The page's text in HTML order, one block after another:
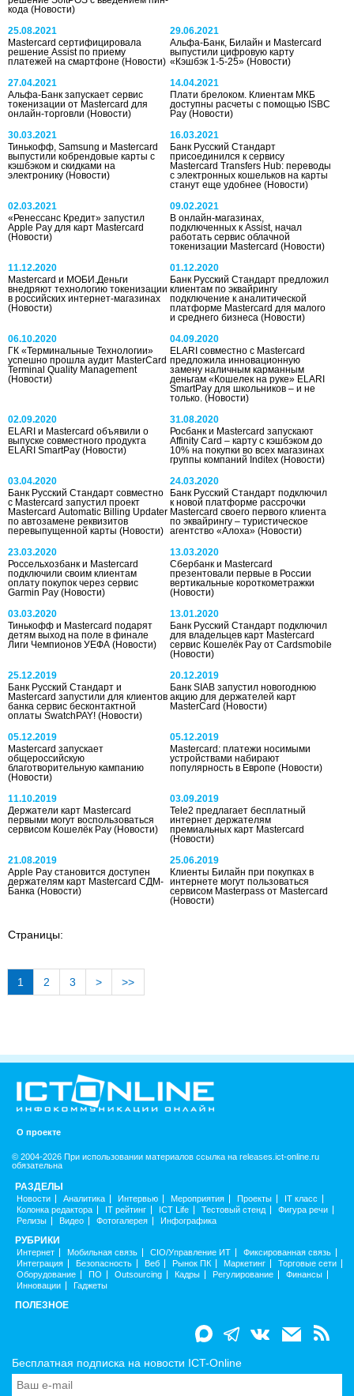
кода (Новости)
25.08.2021
Mastercard сертифицировала
решение Assist по приему
платежей на смартфоне (Новости)
29.06.2021
Альфа-Банк, Билайн и Mastercard
выпустили цифровую карту
«Кэшбэк 1-5-25»(Новости)
27.04.2021
Альфа-Банк запускает сервис
токенизации от Mastercard для
онлайн-торговли (Новости)
14.04.2021
Плати брелоком. Клиентам МКБ
доступны расчеты с помощью ISBC
Pay(Новости)
30.03.2021
Тинькофф, Samsung и Mastercard
выпустили кобрендовые карты с
кэшбэком и скидками на
электронику (Новости)
16.03.2021
Банк Русский Стандарт
присоединился к сервису
Mastercard Transfers Hub: переводы
с электронных кошельков на карты
станут еще удобнее(Новости)
02.03.2021
«Ренессанс Кредит» запустил
Apple Pay для карт Mastercard
(Новости)
09.02.2021
В онлайн-магазинах,
подключенных к Assist, начал
работать сервис облачной
токенизации Mastercard(Новости)
11.12.2020
Mastercard и МОБИ.Деньги
внедряют технологию токенизации
в российских интернет-магазинах
(Новости)
01.12.2020
Банк Русский Стандарт предложил
клиентам по эквайрингу
подключение к аналитической
платформе Mastercard для малого
и среднего бизнеса(Новости)
06.10.2020
ГК «Терминальные Технологии»
успешно прошла аудит MasterCard
Terminal Quality Management
(Новости)
04.09.2020
ELARI совместно с Mastercard
предложила инновационную
замену наличным карманным
деньгам «Кошелек на руке» ELARI
SmartPay для школьников – и не
только.(Новости)
02.09.2020
ELARI и Mastercard объявили о
выпуске совместного продукта
ELARI SmartPay (Новости)
31.08.2020
Росбанк и Mastercard запускают
Affinity Card – карту с кэшбэком до
10% на покупки во всех магазинах
группы компаний Inditex(Новости)
03.04.2020
Банк Русский Стандарт совместно
с Mastercard запустил проект
Mastercard Automatic Billing Updater
по автозамене реквизитов
перевыпущенной карты (Новости)
24.03.2020
Банк Русский Стандарт подключил
к новой платформе рассрочки
Masterсard своего первого клиента
по эквайрингу – туристическое
агентство «Алоха»(Новости)
23.03.2020
Россельхозбанк и Mastercard
подключили своим клиентам
оплату покупок через сервис
Garmin Pay (Новости)
13.03.2020
Сбербанк и Mastercard
презентовали первые в России
вертикальные короткометражки
(Новости)
03.03.2020
Тинькофф и Mastercard подарят
детям выход на поле в финале
Лиги Чемпионов УЕФА (Новости)
13.01.2020
Банк Русский Стандарт подключил
для владельцев карт Mastercard
сервис Кошелёк Pay от Cardsmobile
(Новости)
25.12.2019
Банк Русский Стандарт и
Mastercard запустили для клиентов
банка сервис бесконтактной
оплаты SwatchPAY! (Новости)
20.12.2019
Банк SIAB запустил новогоднюю
акцию для держателей карт
MasterCard(Новости)
05.12.2019
Mastercard запускает
общероссийскую
благотворительную кампанию
(Новости)
05.12.2019
Mastercard: платежи носимыми
устройствами набирают
популярность в Европе(Новости)
11.10.2019
Держатели карт Mastercard
первыми могут воспользоваться
сервисом Кошелёк Pay (Новости)
03.09.2019
Tele2 предлагает бесплатный
интернет держателям
премиальных карт Mastercard
(Новости)
21.08.2019
Apple Pay становится доступен
держателям карт Mastercard СДМ-
Банка (Новости)
25.06.2019
Клиенты Билайн при покупках в
интернете могут пользоваться
сервисом Masterpass от Mastercard
(Новости)
Страницы:
1 2 3 > >>
О проекте
© 2004-2026 При использовании материалов ссылка на releases.ict-online.ru
обязательна
РАЗДЕЛЫ
Новости Аналитика Интервью Мероприятия Проекты
IT класс
Колонка редактора
IT рейтинг ICT Life Тестовый стенд
Фигура речи
Релизы
Видео Фотогалерея Инфографика
РУБРИКИ
Интернет Мобильная связь CIO/Управление ИТ
Фиксированная связь
Интеграция
Безопасность Веб Рынок ПК Маркетинг
Торговые сети
Оборудование
ПО Outsourcing Кадры Регулирование
Финансы
Инновации
Гаджеты
ПОЛЕЗНОЕ
Бесплатная подписка на новости ICT-Online